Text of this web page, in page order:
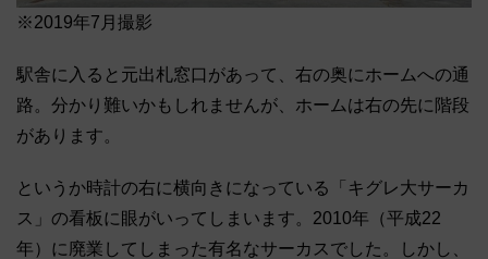
※2019年7月撮影
駅舎に入ると元出札窓口があって、右の奥にホームへの通
路。分かり難いかもしれませんが、ホームは右の先に階段
があります。
というか時計の右に横向きになっている「キグレ大サーカ
ス」の看板に眼がいってしまいます。2010年（平成22
年）に廃業してしまった有名なサーカスでした。しかし、